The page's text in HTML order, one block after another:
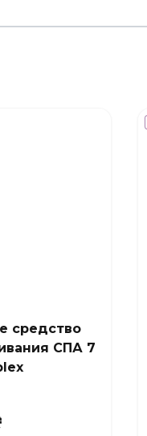
средство
СПА 7